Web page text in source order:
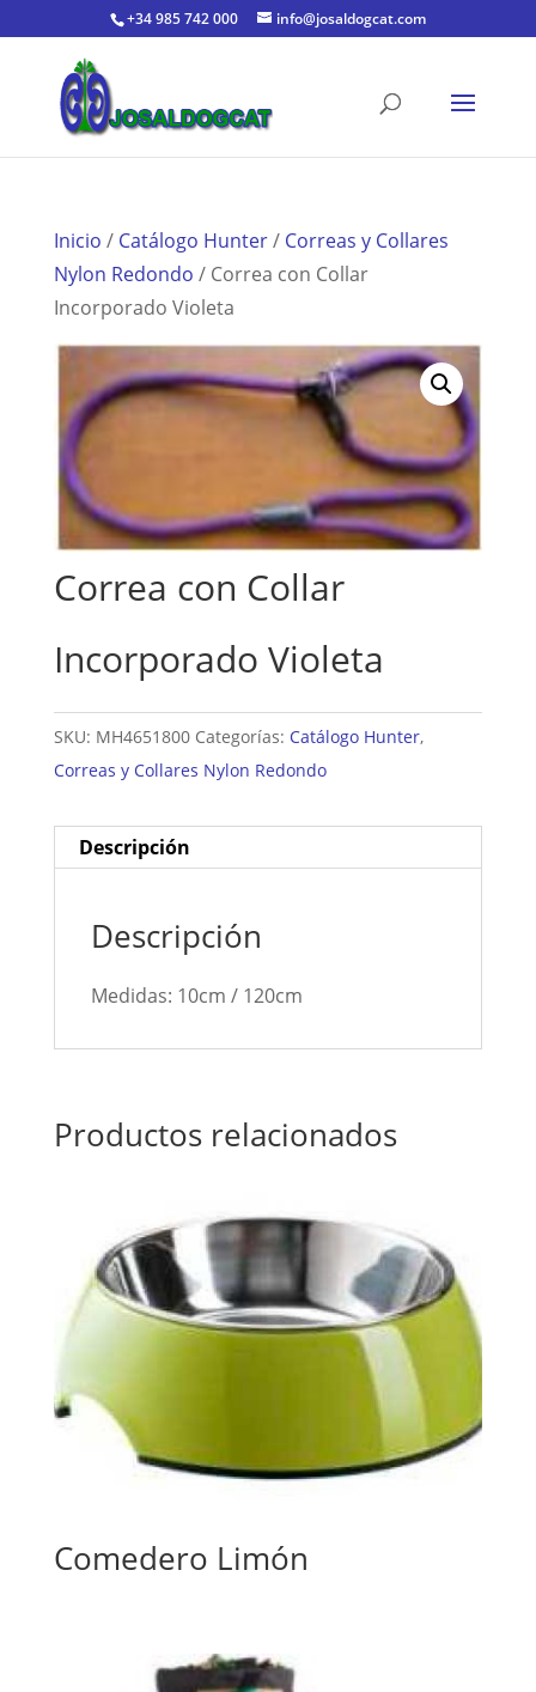
+34 985 742 000 info@josaldogcat.com
Inicio / Catálogo Hunter/ Correas y Collares
Nylon Redondo / Correa con Collar
Incorporado Violeta
Correa con Collar
Incorporado Violeta
SKU: MH4651800 Categorías: Catálogo Hunter,
Correas y Collares Nylon Redondo
Descripción
Descripción
Medidas: 10cm / 120cm
Productos relacionados
Comedero Limón